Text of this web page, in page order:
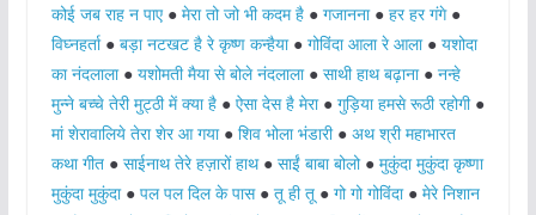
कोई जब राह न पाए● मेरा तो जो भी कदम है● गजानना● हर हर गंगे●
विघ्नहर्ता● बड़ा नटखट है रे कृष्ण कन्हैया● गोविंदा आला रे आला● यशोदा
का नंदलाला● यशोमती मैया से बोले नंदलाला● साथी हाथ बढ़ाना● नन्हे
मुन्ने बच्चे तेरी मुट्ठी में क्या है● ऐसा देस है मेरा● गुड़िया हमसे रूठी रहोगी●
मां शेरावालिये तेरा शेर आ गया● शिव भोला भंडारी● अथ श्री महाभारत
कथा गीत● साईनाथ तेरे हज़ारों हाथ● साईं बाबा बोलो● मुकुंदा मुकुंदा कृष्णा
मुकुंदा मुकुंदा● पल पल दिल के पास● तू ही तू● गो गो गोविंदा● मेरे निशान